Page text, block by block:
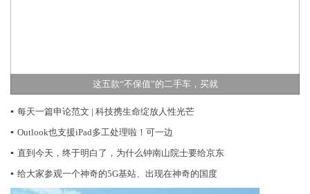
这五款“不保值”的二手车，买就
▪ 每天一篇申论范文 | 科技携生命绽放人性光芒
▪ Outlook也支援iPad多工处理啦！可一边
▪ 直到今天，终于明白了，为什么钟南山院士要给京东
▪ 给大家参观一个神奇的5G基站、出现在神奇的国度